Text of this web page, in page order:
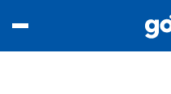
acontece agora